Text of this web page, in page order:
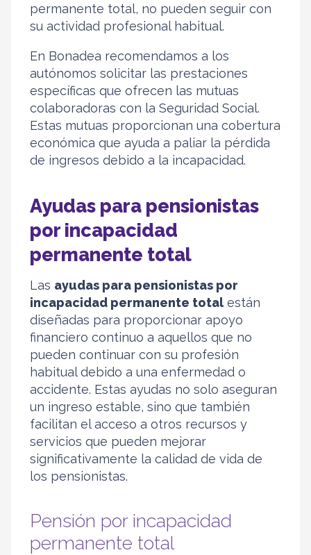
permanente total, no pueden seguir con
su actividad profesional habitual.
En Bonadea recomendamos a los
autónomos solicitar las prestaciones
específicas que ofrecen las mutuas
colaboradoras con la Seguridad Social.
Estas mutuas proporcionan una cobertura
económica que ayuda a paliar la pérdida
de ingresos debido a la incapacidad.
Ayudas para pensionistas
por incapacidad
permanente total
Las ayudas para pensionistas por
incapacidad permanente total están
diseñadas para proporcionar apoyo
financiero continuo a aquellos que no
pueden continuar con su profesión
habitual debido a una enfermedad o
accidente. Estas ayudas no solo aseguran
un ingreso estable, sino que también
facilitan el acceso a otros recursos y
servicios que pueden mejorar
significativamente la calidad de vida de
los pensionistas.
Pensión por incapacidad
permanente total